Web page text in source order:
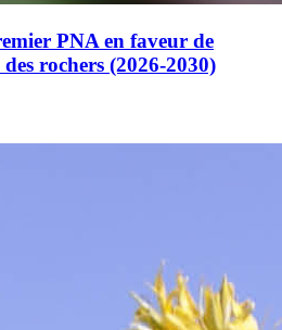
PNA en faveur de
rochers (2026-2030)